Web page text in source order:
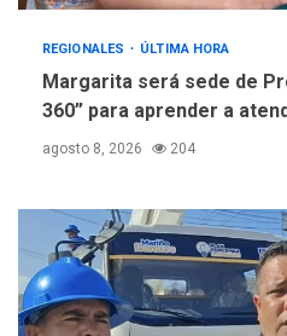
REGIONALES ÚLTIMA HORA
Margarita será sede de
360” para aprender a
agosto 8, 2026 204